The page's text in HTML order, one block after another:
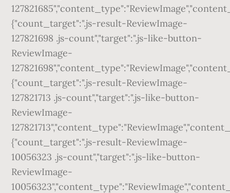
{"count_target":".js-result-ReviewImage-
127821698 .js-count","target":".js-like-button-
ReviewImage-
{"count_target":".js-result-ReviewImage-
127821713 .js-count","target":".js-like-button-
ReviewImage-
{"count_target":".js-result-ReviewImage-
10056323 .js-count","target":".js-like-button-
ReviewImage-